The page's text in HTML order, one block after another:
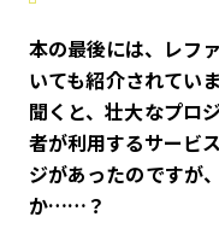
――本の最後には、レ
いても紹介されてい
聞くと、壮大なプロ
者が利用するサービ
ジがあったのですが
か……？